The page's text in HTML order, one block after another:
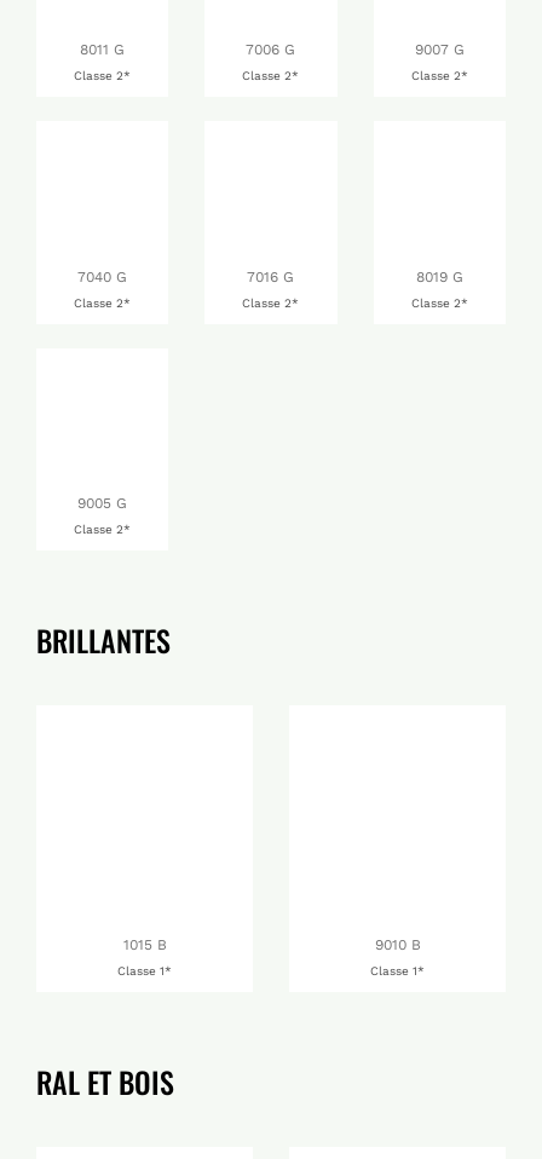
8011 G
Classe 2*
7006 G
Classe 2*
9007 G
Classe 2*
7040 G
Classe 2*
7016 G
Classe 2*
8019 G
Classe 2*
9005 G
Classe 2*
BRILLANTES
1015 B
Classe 1*
9010 B
Classe 1*
RAL ET BOIS